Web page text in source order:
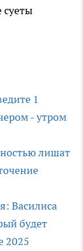
1
- утром
лишат
Василиса
будет
2025